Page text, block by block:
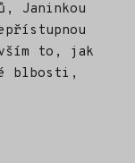
Janinkou
to, jak
blbosti,